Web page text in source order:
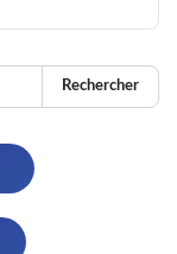
Rechercher